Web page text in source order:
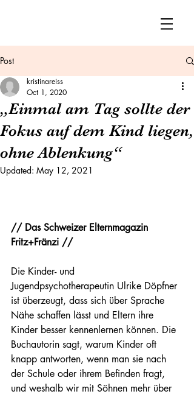
Post
„Einmal am Tag sollte der
Fokus auf dem Kind liegen,
ohne Ablenkung“
kristinareiss
Oct 1, 2020
Updated: May 12, 2021
// Das Schweizer Elternmagazin
Fritz+Fränzi //
Die Kinder- und
Jugendpsychotherapeutin Ulrike Döpfner
ist überzeugt, dass sich über Sprache
Nähe schaffen lässt und Eltern ihre
Kinder besser kennenlernen können. Die
Buchautorin sagt, warum Kinder oft
knapp antworten, wenn man sie nach
der Schule oder ihrem Befinden fragt,
und weshalb wir mit Söhnen mehr über